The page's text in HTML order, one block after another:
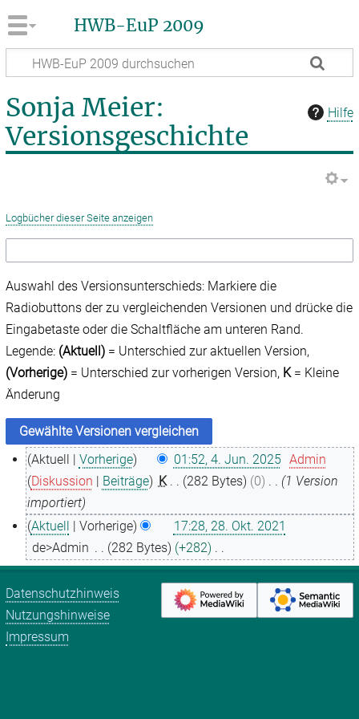
HWB-EuP 2009
Hilfe
Sonja Meier:
Versionsgeschichte
Logbücher dieser Seite anzeigen
Auswahl des Versionsunterschieds: Markiere die
Radiobuttons der zu vergleichenden Versionen und drücke die
Eingabetaste oder die Schaltfläche am unteren Rand.
Legende: (Aktuell) = Unterschied zur aktuellen Version,
(Vorherige) = Unterschied zur vorherigen Version, K= Kleine
Änderung
J
n
2
0
2
Aktuell Vorherige 01:52, 4. Jun. 2025 Admin
Diskussion
Beiträge K 282 Bytes 0
1 Version
importiert
8
.
O
k
t
Aktuell Vorherige
17:28, 28. Okt. 2021
de>Admin
282 Bytes
+282
K
e
i
n
Datenschutzhinweis
Nutzungshinweise
Impressum